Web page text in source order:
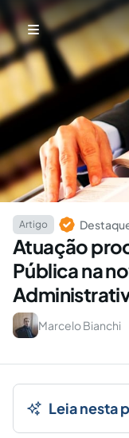
Artigo
Atuação
Pública na
Marcelo Bianchi
Leia nesta